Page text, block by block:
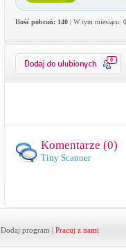
Ilość pobrań: 140| W tym miesiącu:
0
Komentarze (0)
Tiny Scanner
Dodaj program | Pracuj z nami